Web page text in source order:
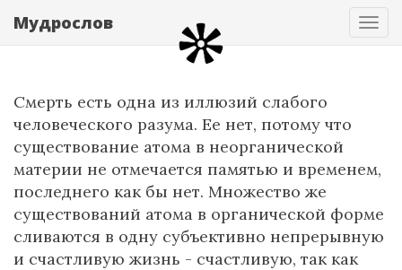
Мудрослов
Смерть есть одна из иллюзий слабого
человеческого разума. Ее нет, потому что
существование атома в неорганической
материи не отмечается памятью и временем,
последнего как бы нет. Множество же
существований атома в органической форме
сливаются в одну субъективно непрерывную
и счастливую жизнь - счастливую, так как